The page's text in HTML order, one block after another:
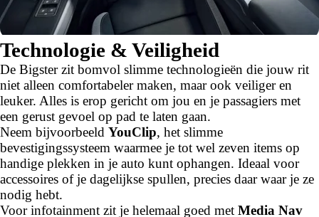
Technologie & Veiligheid
De Bigster zit bomvol slimme technologieën die jouw rit
niet alleen comfortabeler maken, maar ook veiliger en
leuker. Alles is erop gericht om jou en je passagiers met
een gerust gevoel op pad te laten gaan.
Neem bijvoorbeeld YouClip, het slimme
bevestigingssysteem waarmee je tot wel zeven items op
handige plekken in je auto kunt ophangen. Ideaal voor
accessoires of je dagelijkse spullen, precies daar waar je ze
nodig hebt.
Voor infotainment zit je helemaal goed met Media Nav